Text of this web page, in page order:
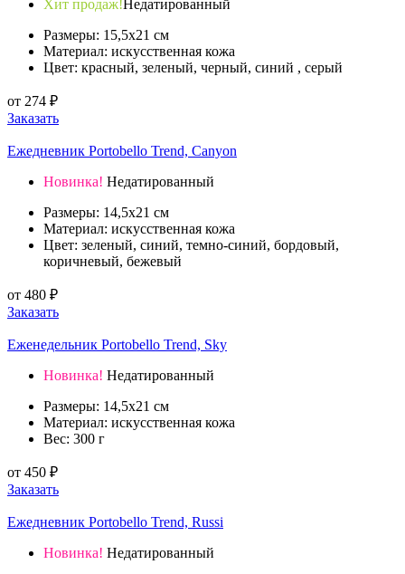
Хит продаж! Недатированный
Размеры: 15,5х21 см
Материал: искусственная кожа
Цвет: красный, зеленый, черный, синий , серый
от 274 ₽
Заказать
Ежедневник Portobello Trend, Canyon
Новинка! Недатированный
Размеры: 14,5x21 см
Материал: искусственная кожа
Цвет: зеленый, синий, темно-синий, бордовый,
коричневый, бежевый
от 480 ₽
Заказать
Еженедельник Portobello Trend, Sky
Новинка! Недатированный
Размеры: 14,5x21 см
Материал: искусственная кожа
Вес: 300 г
от 450 ₽
Заказать
Ежедневник Portobello Trend, Russi
Новинка! Недатированный